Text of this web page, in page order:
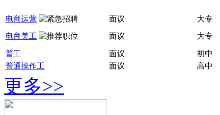
电商运营 面议 大专
电商美工 面议 大专
普工 面议
初中
普通操作工
面议 高中
更多>>